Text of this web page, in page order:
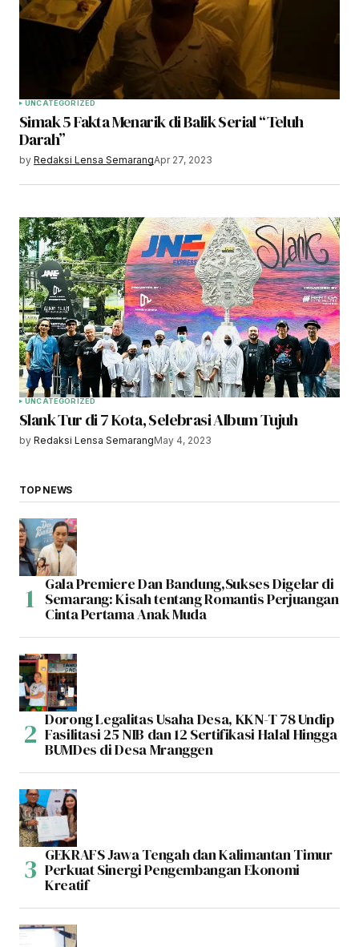
UNCATEGORIZED
Simak 5 Fakta Menarik di Balik Serial “Teluh
Darah”
by Redaksi Lensa SemarangApr 27, 2023
UNCATEGORIZED
Slank Tur di 7 Kota, Selebrasi Album Tujuh
by Redaksi Lensa SemarangMay 4, 2023
TOP NEWS
Gala Premiere Dan Bandung,Sukses Digelar di
Semarang: Kisah tentang Romantis Perjuangan
Cinta Pertama Anak Muda
Dorong Legalitas Usaha Desa, KKN-T 78 Undip
Fasilitasi 25 NIB dan 12 Sertifikasi Halal Hingga
BUMDes di Desa Mranggen
GEKRAFS Jawa Tengah dan Kalimantan Timur
Perkuat Sinergi Pengembangan Ekonomi
Kreatif